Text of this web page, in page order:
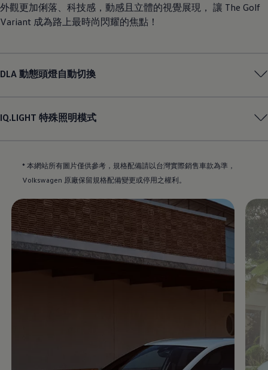
外觀更加俐落、科技感，動感且立體的視覺展現， 讓 The Golf
Variant 成為路上最時尚閃耀的焦點！
DLA 動態頭燈自動切換
IQ.LIGHT 特殊照明模式
* 本網站所有圖片僅供參考，規格配備請以台灣實際銷售車款為準 ，
Volkswagen 原廠保留規格配備變更或停用之權利。
Enable fullscreen mode